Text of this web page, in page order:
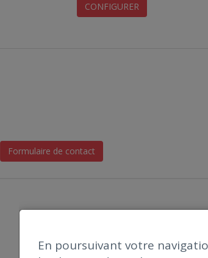
CONFIGURER
Formulaire de contact
En poursuivant votre